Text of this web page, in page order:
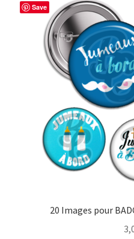
Save
20 Images pour